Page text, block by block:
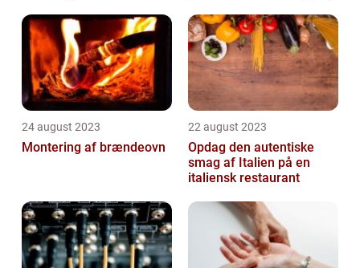
24 august 2023
Montering af brændeovn
22 august 2023
Opdag den autentiske
smag af Italien på en
italiensk restaurant